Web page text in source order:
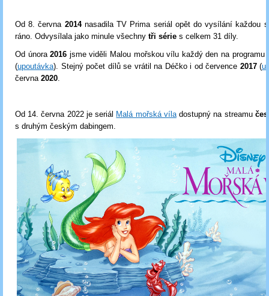
Od 8. června 2014nasadila TV Prima seriál opět do vysílání každou
ráno. Odvysílala jako minule všechny tři série s celkem 31 díly.
Od února2016 jsme viděli Malou mořskou vílu každý den na programu
(upoutávka). Stejný počet dílů se vrátil na Déčko i od července 2017 (
června 2020.
Od 14. června 2022 je seriál Malá mořská víladostupný na streamu
s druhým českým dabingem.